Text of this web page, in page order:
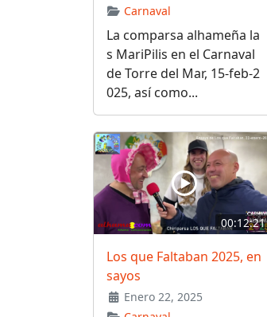
Carnaval
La comparsa alhameña la
s MariPilis en el Carnaval
de Torre del Mar, 15-feb-2
025, así como...
00:12:21
Los que Faltaban 2025, en
sayos
Enero 22, 2025